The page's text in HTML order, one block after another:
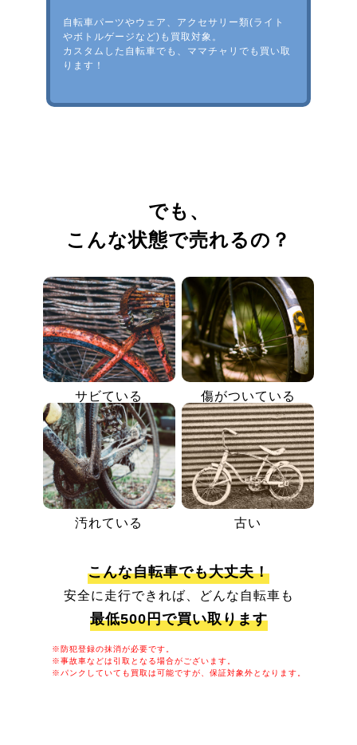
自転車パーツやウェア、アクセサリー類(ライト
やボトルゲージなど)も買取対象。
カスタムした自転車でも、ママチャリでも買い取
ります！
でも、
こんな状態で売れるの？
サビている 傷がついている
汚れている 古い
こんな自転車でも大丈夫！
安全に走行できれば、どんな自転車も
最低500円で買い取ります
※防犯登録の抹消が必要です。
※事故車などは引取となる場合がございます。
※パンクしていても買取は可能ですが、保証対象外となります。